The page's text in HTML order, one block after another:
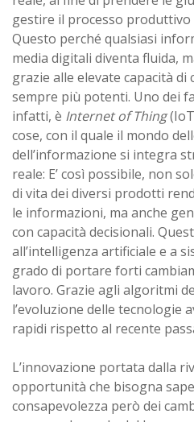
gestire il processo
Questo perché qualsiasi
media digitali diventa fluida,
grazie alle elevate capacità di
sempre più potenti. Uno dei
infatti, è Internet of Thing
cose, con il quale il mondo
dell’informazione si integra
reale: E’ così possibile, non
di vita dei diversi prodotti
le informazioni, ma anche
con capacità decisionali.
all’intelligenza artificiale e a
grado di portare forti
lavoro. Grazie agli algoritmi
l’evoluzione delle tecnologie
rapidi rispetto al recente
L’innovazione portata dalla
opportunità che bisogna
consapevolezza però dei